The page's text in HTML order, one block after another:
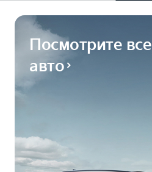
Посмотрите все
авто